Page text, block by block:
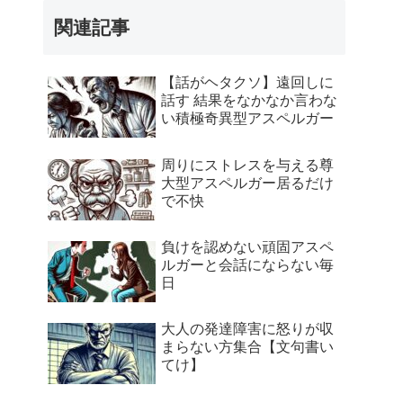
関連記事
【話がヘタクソ】遠回しに
話す 結果をなかなか言わな
い積極奇異型アスペルガー
周りにストレスを与える尊
大型アスペルガー居るだけ
で不快
負けを認めない頑固アスペ
ルガーと会話にならない毎
日
大人の発達障害に怒りが収
まらない方集合【文句書い
てけ】